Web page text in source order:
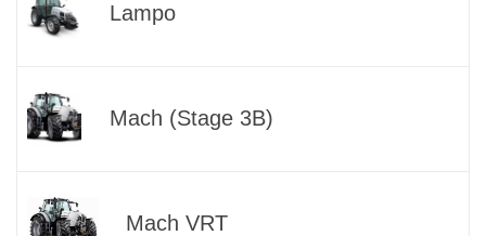
Lampo
Mach (Stage 3B)
Mach VRT